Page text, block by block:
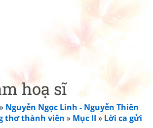
hoạ sĩ
» Nguyễn Ngọc Linh - Nguyễn Thiên
thơ thành viên » Mục II » Lời ca gửi